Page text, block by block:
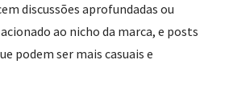
discussões aprofundadas ou
ao nicho da marca, e posts
podem ser mais casuais e